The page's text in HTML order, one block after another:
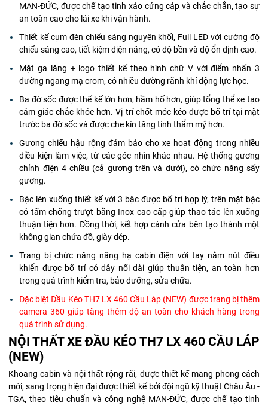
MAN-ĐỨC, được chế tạo tinh xảo cứng cáp và chắc chắn, tạo sự
an toàn cao cho lái xe khi vận hành.
Thiết kế cụm đèn chiếu sáng nguyên khối, Full LED với cường độ
chiếu sáng cao, tiết kiệm điện năng, có độ bền và độ ổn định cao.
Mặt ga lăng + logo thiết kế theo hình chữ V với điểm nhấn 3
đường ngang mạ crom, có nhiều đường rãnh khí động lực học.
Ba đờ sốc được thế kế lớn hơn, hầm hố hơn, giúp tổng thể xe tạo
cảm giác chắc khỏe hơn. Vị trí chốt móc kéo được bố trí tại mặt
trước ba đờ sốc và được che kín tăng tính thẩm mỹ hơn.
Gương chiếu hậu rộng đảm bảo cho xe hoạt động trong nhiều
điều kiện làm việc, từ các góc nhìn khác nhau. Hệ thống gương
chỉnh điện 4 chiều (cả gương trên và dưới), có chức năng sấy
gương.
Bậc lên xuống thiết kế với 3 bậc được bố trí hợp lý, trên mặt bậc
có tấm chống trượt bằng Inox cao cấp giúp thao tác lên xuống
thuận tiện hơn. Đồng thời, kết hợp cánh cửa bên tạo thành một
không gian chứa đồ, giày dép.
Trang bị chức năng nâng hạ cabin điện với tay nắm nút điều
khiển được bố trí có dây nối dài giúp thuận tiện, an toàn hơn
trong quá trình kiểm tra, bảo dưỡng, sửa chữa.
Đặc biệt Đầu Kéo TH7 LX 460 Cầu Láp (NEW) được trang bị thêm
camera 360 giúp tăng thêm độ an toàn cho khách hàng trong
quá trình sử dụng.
NỘI THẤT XE ĐẦU KÉO TH7 LX 460 CẦU LÁP
(NEW)
Khoang cabin và nội thất rộng rãi, được thiết kế mang phong cách
mới, sang trọng hiện đại được thiết kế bởi đội ngũ kỹ thuật Châu Âu -
TGA, theo tiêu chuẩn và công nghệ MAN-ĐỨC, được chế tạo tinh